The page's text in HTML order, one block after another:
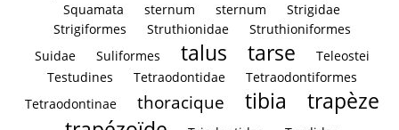
Squamata
sternum sternum
Strigidae
Strigiformes
Struthionidae
Struthioniformes
Suidae
Suliformes talus tarse
Teleostei
Testudines
Tetraodontidae
Tetraodontiformes
Tetraodontinae
thoracique tibia
trapèze